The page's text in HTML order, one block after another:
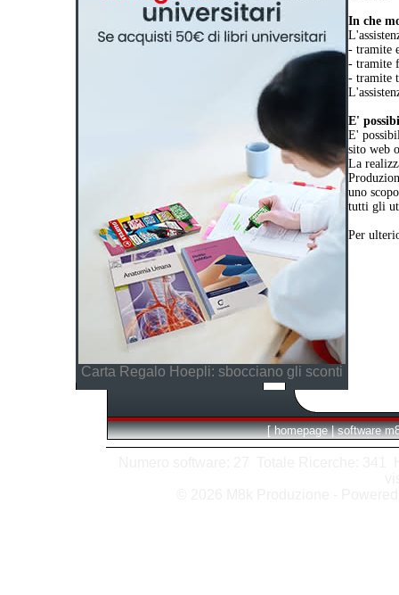
Carta Regalo Hoepli: sbocciano gli sconti
In che
- tramite
- tramite
- tramite
E'
E'
sito web
La
uno
tutti gli
Per
[ homepage | software